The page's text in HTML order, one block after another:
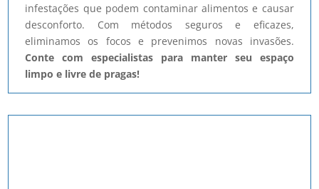
infestações que podem contaminar alimentos e causar
desconforto. Com métodos seguros e eficazes,
eliminamos os focos e prevenimos novas invasões.
Conte com especialistas para manter seu espaço
limpo e livre de pragas!